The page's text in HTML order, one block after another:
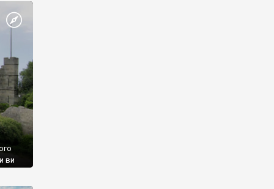
ви